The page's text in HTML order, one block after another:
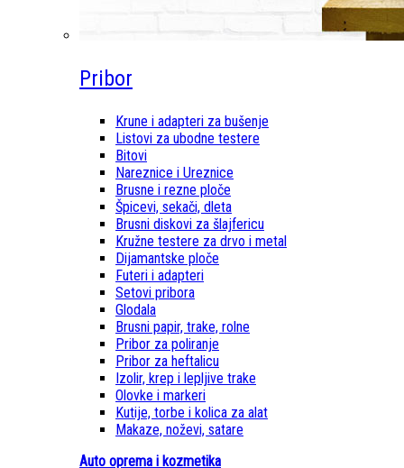
Pribor
Krune i adapteri za bušenje
Listovi za ubodne testere
Bitovi
Nareznice i Ureznice
Brusne i rezne ploče
Špicevi, sekači, dleta
Brusni diskovi za šlajfericu
Kružne testere za drvo i metal
Dijamantske ploče
Futeri i adapteri
Setovi pribora
Glodala
Brusni papir, trake, rolne
Pribor za poliranje
Pribor za heftalicu
Izolir, krep i lepljive trake
Olovke i markeri
Kutije, torbe i kolica za alat
Makaze, noževi, satare
Auto oprema i kozmetika